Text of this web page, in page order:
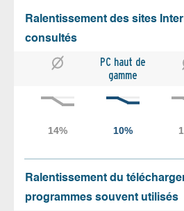
Ralentissement des sites
consultés
PC haut de
gamme
Ralentissement du
programmes souvent utilisés